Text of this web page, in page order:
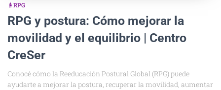
🧍RPG
RPG y postura: Cómo mejorar la
movilidad y el equilibrio | Centro
CreSer
Conocé cómo la Reeducación Postural Global (RPG) puede
ayudarte a mejorar la postura, recuperar la movilidad, aumentar